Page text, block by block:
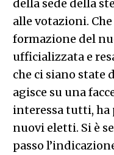
della sede della
alle votazioni.
formazione del
ufficializzata e
che ci siano state
agisce su una
interessa tutti, ha
nuovi eletti. Si è
passo